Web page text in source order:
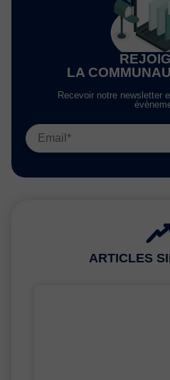
LA
Recevoir notre newsletter
ARTICLES